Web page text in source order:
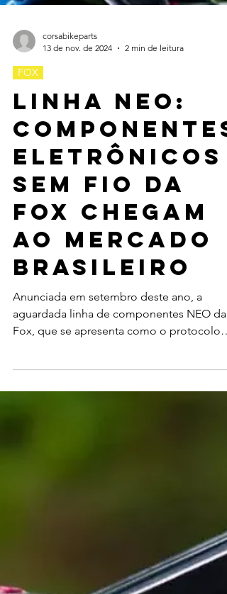
FOX
Linha NEO:
Componentes
eletrônicos
sem fio da
Fox chegam
ao mercado
brasileiro
Anunciada em setembro deste ano, a
Fox, que se apresenta como o protocolo